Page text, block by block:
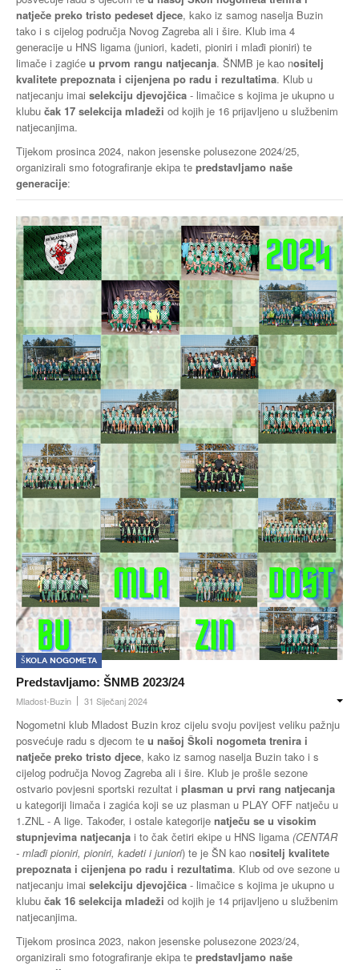
natječe preko tristo pedeset djece, kako iz samog naselja Buzin
tako i s cijelog područja Novog Zagreba ali i šire. Klub ima 4
generacije u HNS ligama (juniori, kadeti, pioniri i mlađi pioniri) te
limače i zagiće u prvom rangu natjecanja. ŠNMB je kao nositelj
kvalitete prepoznata i cijenjena po radu i rezultatima. Klub u
natjecanju imai selekciju djevojčica - limačice s kojima je ukupno u
klubu čak 17 selekcija mladeži od kojih je 16 prijavljeno u službenim
natjecanjima.
Tijekom prosinca 2024, nakon jesenske polusezone 2024/25,
organizirali smo fotografiranje ekipa te predstavljamo naše
generacije:
Škola nogometa
Predstavljamo: ŠNMB 2023/24
Mladost-Buzin 31 Siječanj 2024
Nogometni klub Mladost Buzin kroz cijelu svoju povijest veliku pažnju
posvećuje radu s djecom te u našoj Školi nogometa trenira i
natječe preko tristo djece, kako iz samog naselja Buzin tako i s
cijelog područja Novog Zagreba ali i šire. Klub je prošle sezone
ostvario povjesni sportski rezultat i plasman u prvi rang natjecanja
u kategoriji limača i zagića koji se uz plasman u PLAY OFF natječu u
1.ZNL - A lige. Također, i ostale kategorije natječu se u visokim
stupnjevima natjecanja i to čak četiri ekipe u HNS ligama (CENTAR
- mlađi pioniri, pioniri, kadeti i juniori) te je ŠN kao nositelj kvalitete
prepoznata i cijenjena po radu i rezultatima. Klub od ove sezone u
natjecanju imai selekciju djevojčica - limačice s kojima je ukupno u
klubu čak 16 selekcija mladeži od kojih je 14 prijavljeno u službenim
natjecanjima.
Tijekom prosinca 2023, nakon jesenske polusezone 2023/24,
organizirali smo fotografiranje ekipa te predstavljamo naše